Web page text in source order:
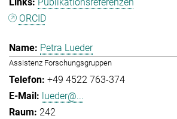
ORCID
Petra Lueder
Assistenz Forschungsgruppen
+49 4522 763-374
lueder@...
242